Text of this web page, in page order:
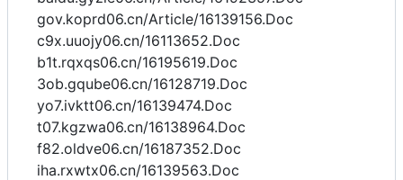
gov.koprd06.cn/Article/16139156.Doc
c9x.uuojy06.cn/16113652.Doc
b1t.rqxqs06.cn/16195619.Doc
3ob.gqube06.cn/16128719.Doc
yo7.ivktt06.cn/16139474.Doc
t07.kgzwa06.cn/16138964.Doc
f82.oldve06.cn/16187352.Doc
iha.rxwtx06.cn/16139563.Doc